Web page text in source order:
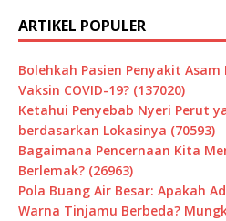
ARTIKEL POPULER
Bolehkah Pasien Penyakit
Vaksin COVID-19? (137020)
Ketahui Penyebab Nyeri Perut
berdasarkan Lokasinya (70593)
Bagaimana Pencernaan Kita
Berlemak? (26963)
Pola Buang Air Besar: Apakah
Warna Tinjamu Berbeda?